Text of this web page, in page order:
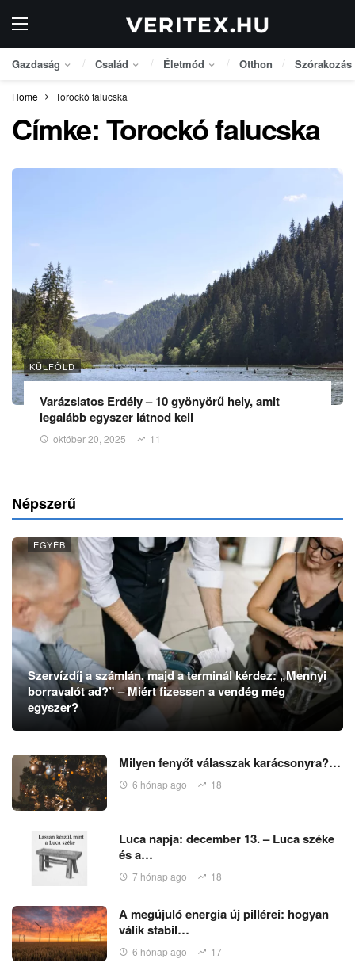
Gazdaság Család Életmód Otthon Szórakozás
Home Torockó falucska
Címke:Torockó falucska
KÜLFÖLD
Varázslatos Erdély – 10 gyönyörű hely, amit
legalább egyszer látnod kell
október 20, 2025 11
Népszerű
EGYÉB
Szervízdíj a számlán, majd a terminál kérdez: „Mennyi
borravalót ad?” – Miért fizessen a vendég még
egyszer?
Milyen fenyőt válasszak karácsonyra?…
6 hónap ago 18
Luca napja: december 13. – Luca széke
és a…
7 hónap ago 18
A megújuló energia új pillérei: hogyan
válik stabil…
6 hónap ago 17